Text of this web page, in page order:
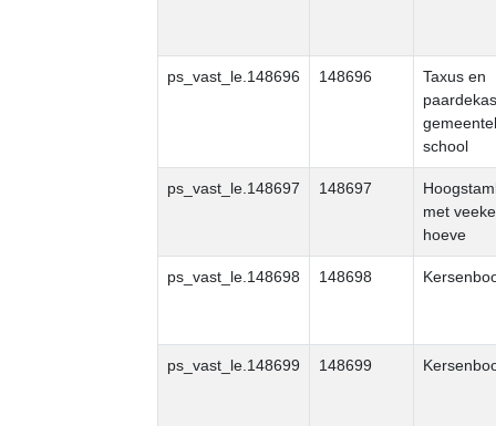
ps_vast_le.148696 148696
Taxus en
school
ps_vast_le.148697 148697
met
hoeve
ps_vast_le.148698 148698
ps_vast_le.148699 148699